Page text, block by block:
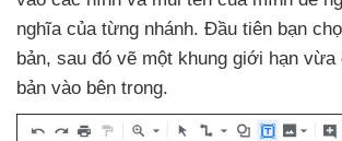
nghĩa của từng nhánh. Đầu tiên bạn
bản, sau đó vẽ một khung giới hạn vừa
bản vào bên trong.